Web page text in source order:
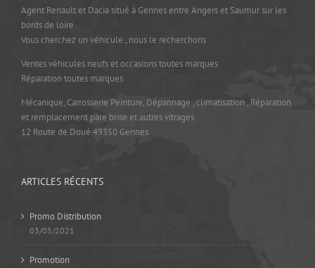
Agent Renault et Dacia situé à Gennes entre Angers et Saumur sur les
bords de loire .
Vous cherchez un véhicule , nous le recherchons
Ventes véhicules neufs et occasions toutes marques
Réparation toutes marques
Mécanique, Carrosserie Peinture, Dépannage , climatisation , Réparation
et remplacement pare brise et autres vitrages.
12 Route de Doué 49350 Gennes
ARTICLES RÉCENTS
Promo Distribution
03/05/2021
Promotion